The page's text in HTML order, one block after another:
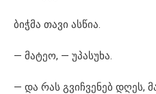
ბიჭმა თავი ასწია.
— მატეო, — უპასუხა.
— და რას გვიჩვენებ დღეს,